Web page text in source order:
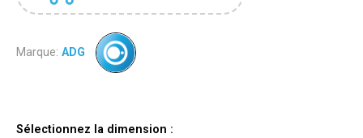
Marque: ADG
Sélectionnez la dimension :